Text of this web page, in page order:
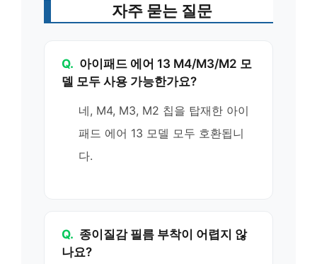
자주 묻는 질문
Q. 아이패드 에어 13 M4/M3/M2 모
델 모두 사용 가능한가요?
네, M4, M3, M2 칩을 탑재한 아이
패드 에어 13 모델 모두 호환됩니
다.
Q. 종이질감 필름 부착이 어렵지 않
나요?